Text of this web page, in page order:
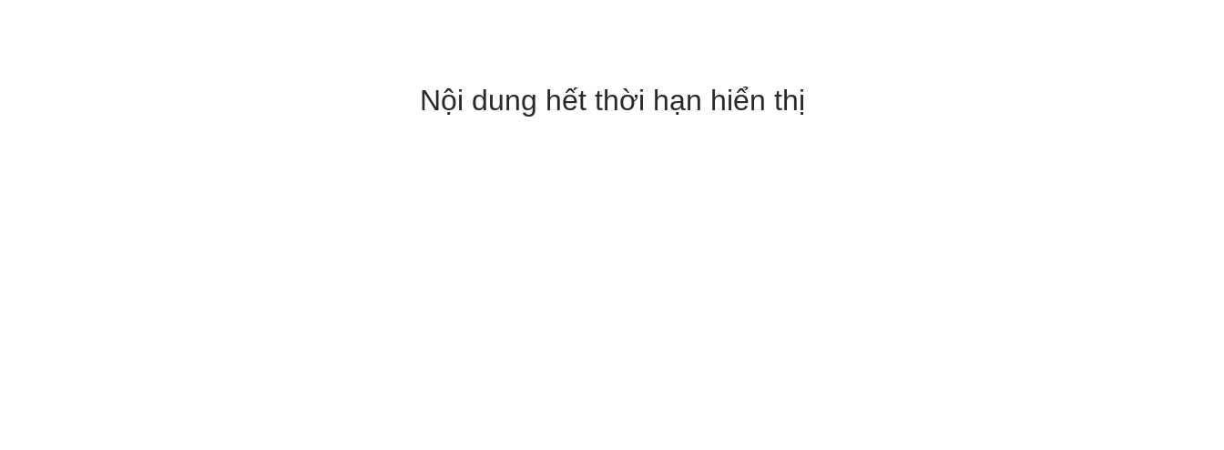
Nội dung hết thời hạn hiển thị